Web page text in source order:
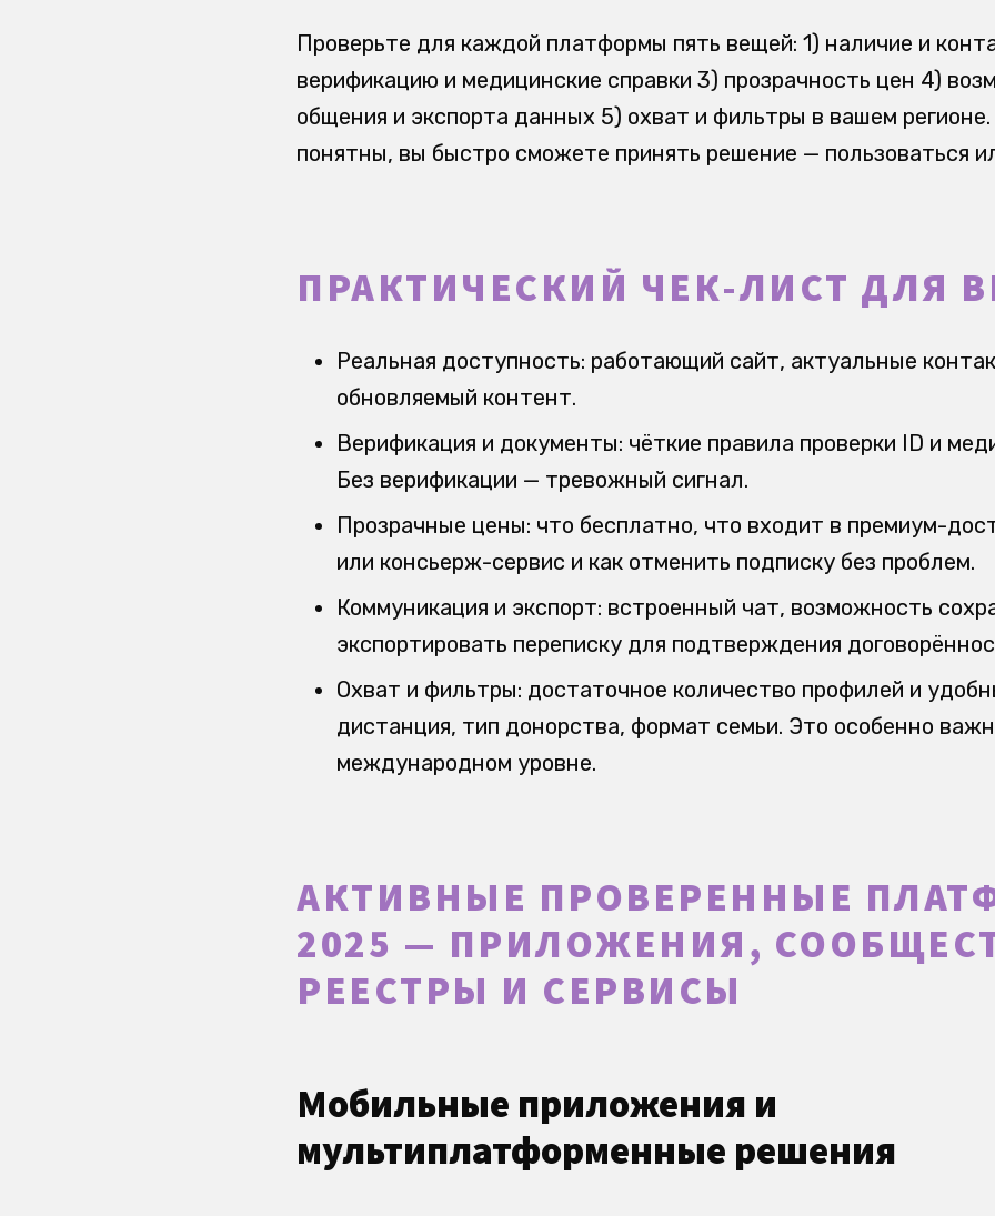
Проверьте для каждой платформы пять вещей: 1) наличие и
верификацию и медицинские справки 3) прозрачность цен 4)
общения и экспорта данных 5) охват и фильтры в вашем
понятны, вы быстро сможете принять решение — пользоваться
ПРАКТИЧЕСКИЙ ЧЕК-ЛИСТ ДЛЯ
Реальная доступность: работающий сайт, актуальные
обновляемый контент.
Верификация и документы: чёткие правила проверки ID и
Без верификации — тревожный сигнал.
Прозрачные цены: что бесплатно, что входит в премиум-
или консьерж-сервис и как отменить подписку без проблем.
Коммуникация и экспорт: встроенный чат, возможность
экспортировать переписку для подтверждения
Охват и фильтры: достаточное количество профилей и
дистанция, тип донорства, формат семьи. Это особенно
международном уровне.
АКТИВНЫЕ ПРОВЕРЕННЫЕ
2025 — ПРИЛОЖЕНИЯ,
РЕЕСТРЫ И СЕРВИСЫ
Мобильные приложения и
мультиплатформенные решения